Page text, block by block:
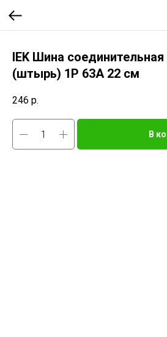
IEK Шина соединительная
(штырь) 1Р 63А 22 см
246 р.
В